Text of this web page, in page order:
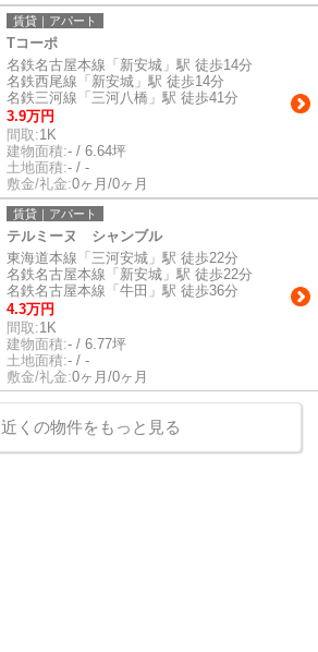
賃貸｜アパート
Tコーポ
名鉄名古屋本線「新安城」駅 徒歩14分
名鉄西尾線「新安城」駅 徒歩14分
名鉄三河線「三河八橋」駅 徒歩41分
3.9万円
間取:1K
建物面積:- / 6.64坪
土地面積:- / -
敷金/礼金:0ヶ月/0ヶ月
賃貸｜アパート
テルミーヌ シャンブル
東海道本線「三河安城」駅 徒歩22分
名鉄名古屋本線「新安城」駅 徒歩22分
名鉄名古屋本線「牛田」駅 徒歩36分
4.3万円
間取:1K
建物面積:- / 6.77坪
土地面積:- / -
敷金/礼金:0ヶ月/0ヶ月
近くの物件をもっと見る